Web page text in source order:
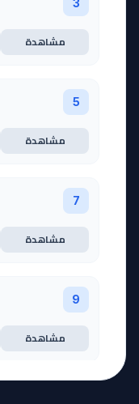
3
مشاهدة
5
مشاهدة
7
مشاهدة
9
مشاهدة